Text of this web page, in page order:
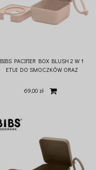
BIBS PACIFIER BOX BLUSH 2 W 1
ETUI DO SMOCZKÓW ORAZ
SMOCZKÓW
69,00 zł